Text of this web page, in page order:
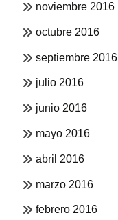
noviembre 2016
octubre 2016
septiembre 2016
julio 2016
junio 2016
mayo 2016
abril 2016
marzo 2016
febrero 2016